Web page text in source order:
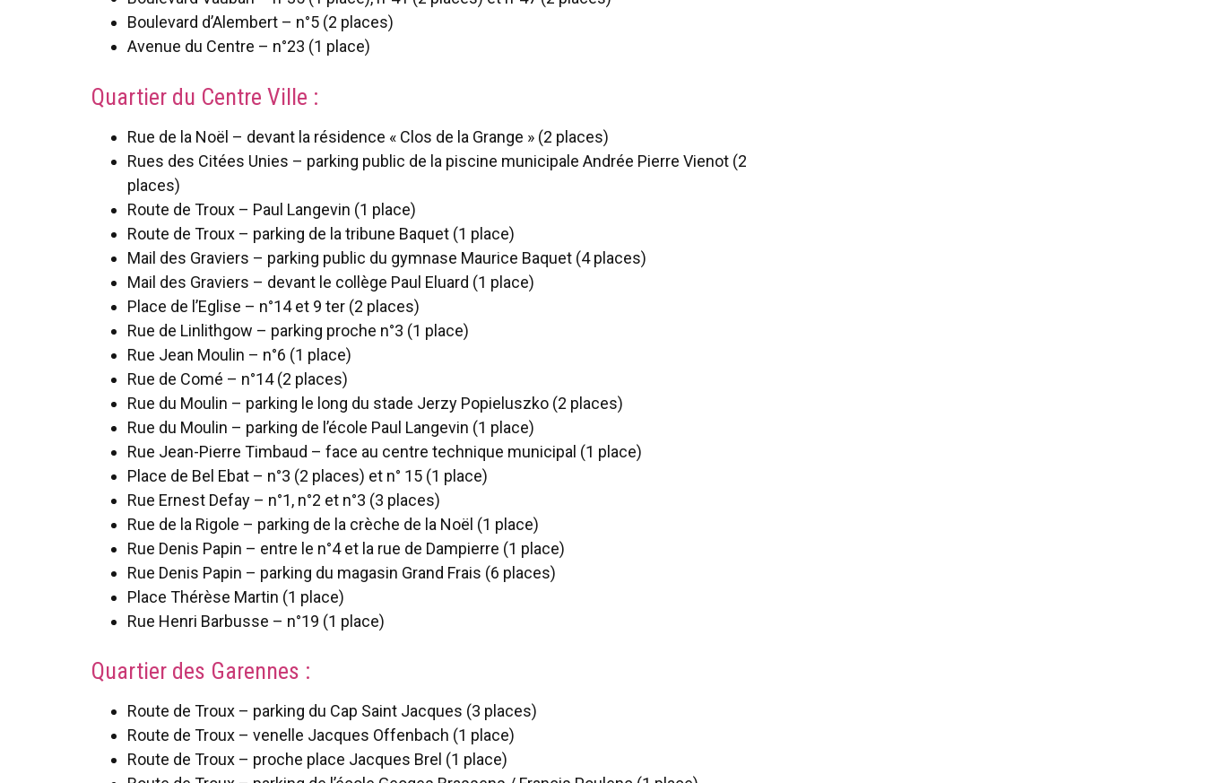
Boulevard d’Alembert – n°5 (2 places)
Avenue du Centre – n°23 (1 place)
Quartier du Centre Ville :
Rue de la Noël – devant la résidence « Clos de la Grange » (2 places)
Rues des Citées Unies – parking public de la piscine municipale Andrée Pierre Vienot (2
places)
Route de Troux – Paul Langevin (1 place)
Route de Troux – parking de la tribune Baquet (1 place)
Mail des Graviers – parking public du gymnase Maurice Baquet (4 places)
Mail des Graviers – devant le collège Paul Eluard (1 place)
Place de l’Eglise – n°14 et 9 ter (2 places)
Rue de Linlithgow – parking proche n°3 (1 place)
Rue Jean Moulin – n°6 (1 place)
Rue de Comé – n°14 (2 places)
Rue du Moulin – parking le long du stade Jerzy Popieluszko (2 places)
Rue du Moulin – parking de l’école Paul Langevin (1 place)
Rue Jean-Pierre Timbaud – face au centre technique municipal (1 place)
Place de Bel Ebat – n°3 (2 places) et n° 15 (1 place)
Rue Ernest Defay – n°1, n°2 et n°3 (3 places)
Rue de la Rigole – parking de la crèche de la Noël (1 place)
Rue Denis Papin – entre le n°4 et la rue de Dampierre (1 place)
Rue Denis Papin – parking du magasin Grand Frais (6 places)
Place Thérèse Martin (1 place)
Rue Henri Barbusse – n°19 (1 place)
Quartier des Garennes :
Route de Troux – parking du Cap Saint Jacques (3 places)
Route de Troux – venelle Jacques Offenbach (1 place)
Route de Troux – proche place Jacques Brel (1 place)